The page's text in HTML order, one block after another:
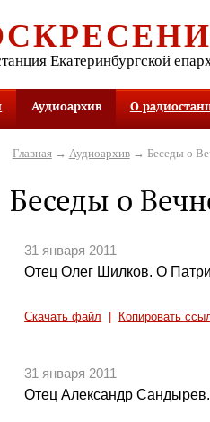
Екатеринбургской
Аудиоархив О
Главная→ Аудиоархив→ Беседы о
Беседы о
31 января 2011
Отец Олег Шилков. О
Скачать файл Копировать
31 января 2011
Отец Александр